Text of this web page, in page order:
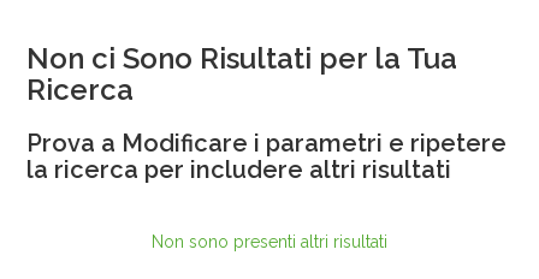
Non ci Sono Risultati per la Tua
Ricerca
Prova a Modificare i parametri e ripetere
la ricerca per includere altri risultati
Non sono presenti altri risultati